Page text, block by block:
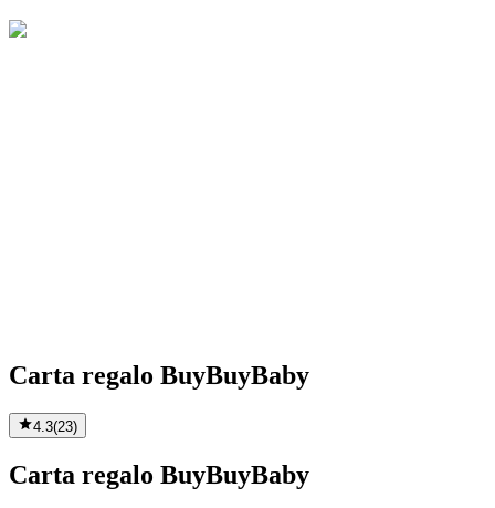
Carta regalo BuyBuyBaby
4.3(23)
Carta regalo BuyBuyBaby